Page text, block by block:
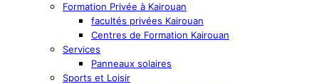
Formation Privée à Kairouan
facultés privées Kairouan
Centres de Formation Kairouan
Services
Panneaux solaires
Sports et Loisir